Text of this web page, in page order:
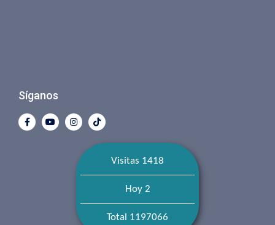
Síganos
Visitas 1418
Hoy 2
Total 1197066